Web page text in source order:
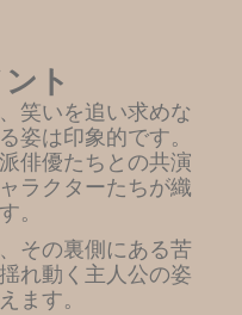
ト
笑いを追い求めな
姿は印象的です。
俳優たちとの共演
ラクターたちが織
。
その裏側にある苦
れ動く主人公の姿
ます。